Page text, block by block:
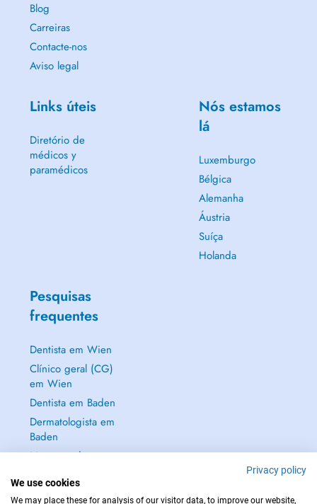
Blog
Carreiras
Contacte-nos
Aviso legal
Links úteis
Diretório de
médicos y
paramédicos
Nós estamos
lá
Luxemburgo
Bélgica
Alemanha
Áustria
Suíça
Holanda
Pesquisas
frequentes
Dentista em Wien
Clínico geral (CG)
em Wien
Dentista em Baden
Dermatologista em
Baden
Mostrar tudo →
Privacy policy
We use cookies
We may place these for analysis of our visitor data, to improve our website,